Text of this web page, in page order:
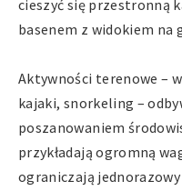
cieszyć się przestronną
basenem z widokiem na
Aktywności terenowe –
kajaki, snorkeling –
poszanowaniem
przykładają ogromną
ograniczają